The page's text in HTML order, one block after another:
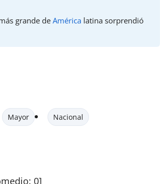
grande de América latina sorprendió
Mayor Nacional
: 0]